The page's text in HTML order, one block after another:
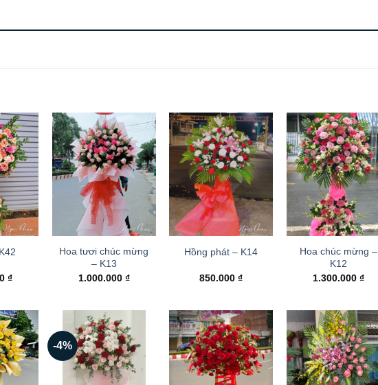
₫
Hoa tươi chúc mừng
– K13
1.000.000 ₫
Hồng phát – K14
850.000₫
Hoa chúc mừng –
K12
1.300.000 ₫
-4%